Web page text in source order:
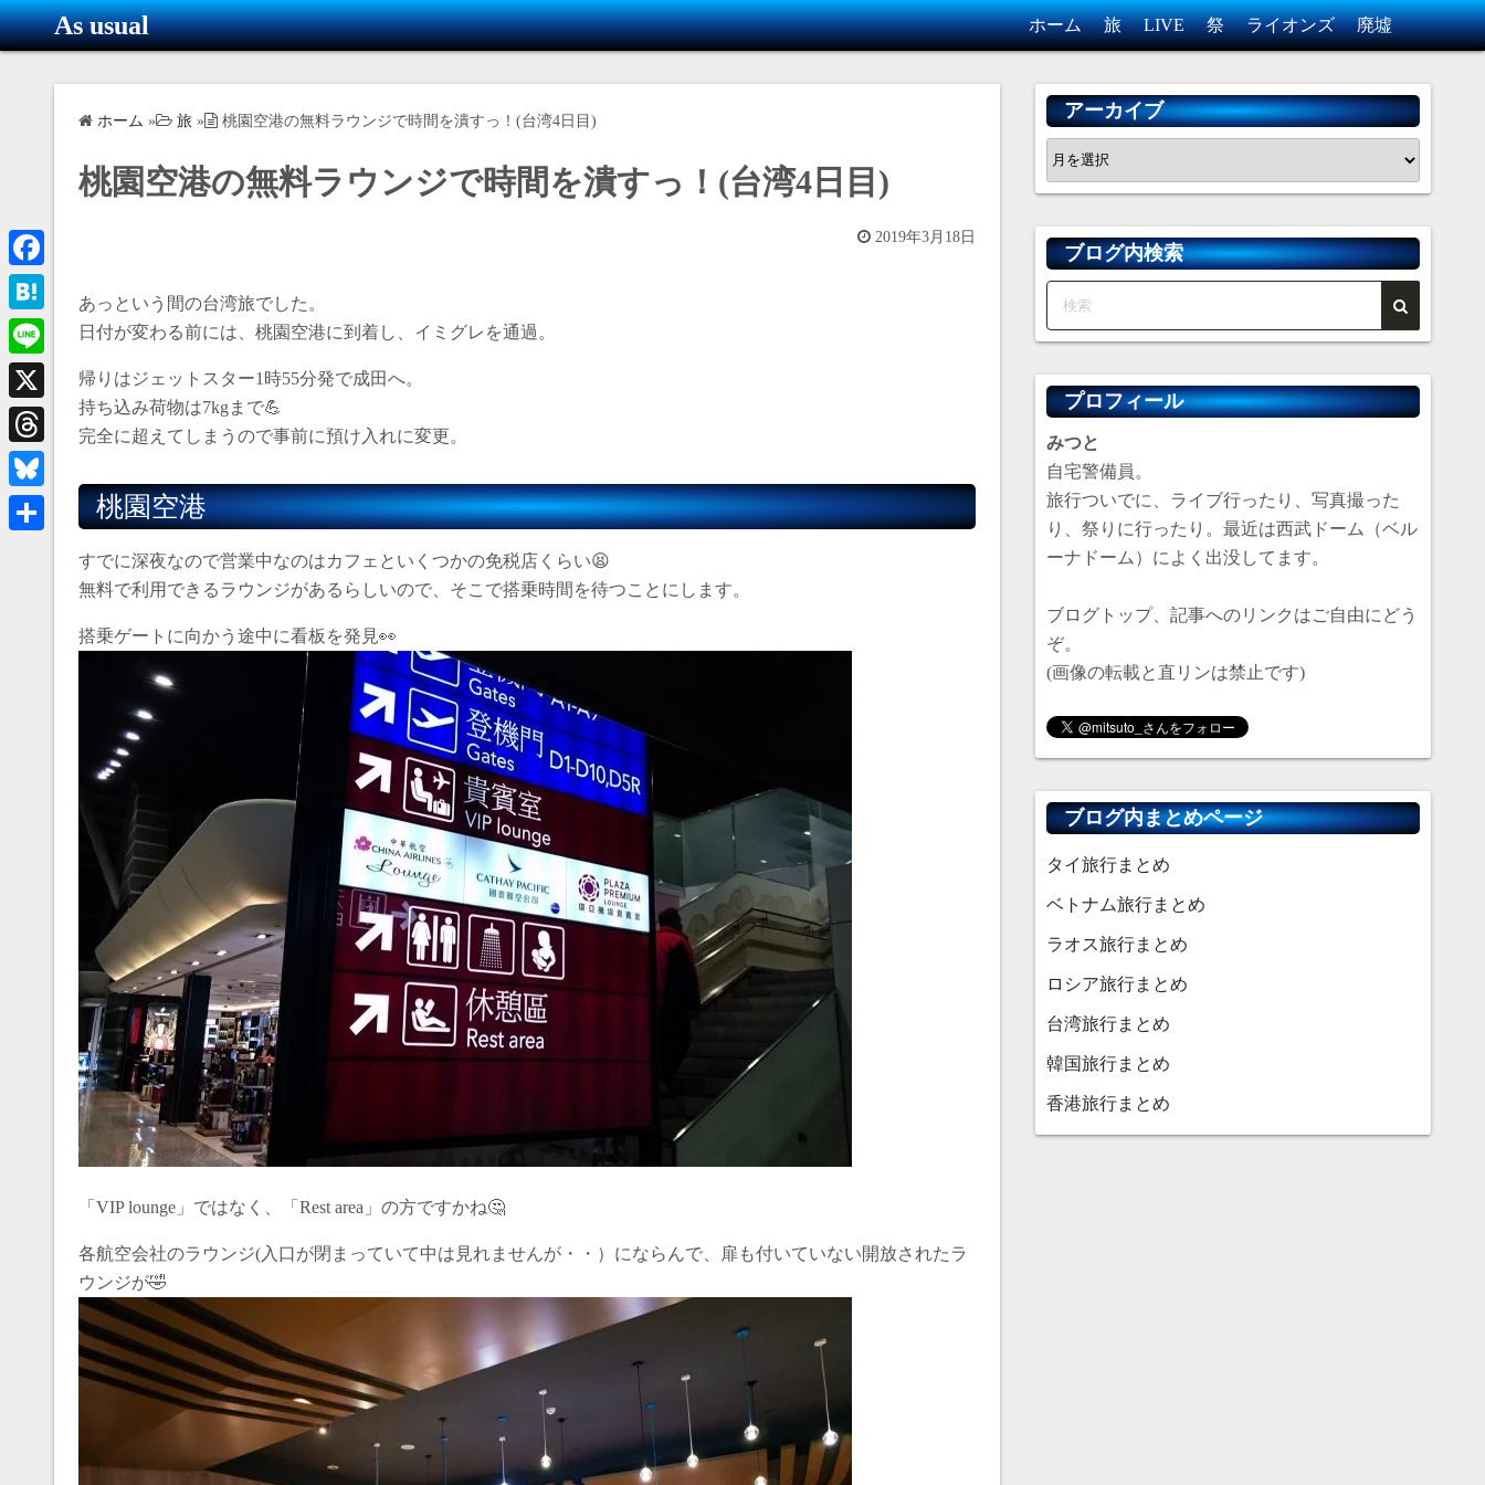
コ
ン
ッ
プ
As usual ホーム 旅 LIVE 祭 ライオンズ 廃墟
ホーム » 旅 » 桃園空港の無料ラウンジで時間を潰すっ！(台湾4日目)
桃園空港の無料ラウンジで時間を潰すっ！(台湾4日目)
2019年3月18日
あっという間の台湾旅でした。
日付が変わる前には、桃園空港に到着し、イミグレを通過。
帰りはジェットスター1時55分発で成田へ。
持ち込み荷物は7kgまで💪
完全に超えてしまうので事前に預け入れに変更。
桃園空港
すでに深夜なので営業中なのはカフェといくつかの免税店くらい😫
無料で利用できるラウンジがあるらしいので、そこで搭乗時間を待つことにします。
搭乗ゲートに向かう途中に看板を発見👀
「VIP lounge」ではなく、「Rest area」の方ですかね🤔
各航空会社のラウンジ(入口が閉まっていて中は見れませんが・・）にならんで、扉も付いていない開放されたラ
ウンジが🤣
アーカイブ
ア
ー
イ
ブ
ブログ内検索
プロフィール
みつと
自宅警備員。
旅行ついでに、ライブ行ったり、写真撮った
り、祭りに行ったり。最近は西武ドーム（ベル
ーナドーム）によく出没してます。
ブログトップ、記事へのリンクはご自由にどう
ぞ。
(画像の転載と直リンは禁止です)
ブログ内まとめページ
タイ旅行まとめ
ベトナム旅行まとめ
ラオス旅行まとめ
ロシア旅行まとめ
台湾旅行まとめ
韓国旅行まとめ
香港旅行まとめ
F
a
c
e
b
o
o
k
H
a
t
e
n
a
L
i
n
X
T
h
r
B